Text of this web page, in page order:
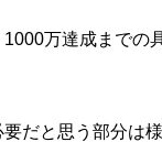
万達成までの
だと思う部分は